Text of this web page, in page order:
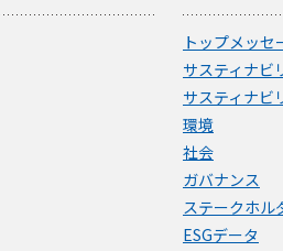
トップメッセ
サスティナビ
サスティナビ
環境
社会
ガバナンス
ステークホル
ESGデータ